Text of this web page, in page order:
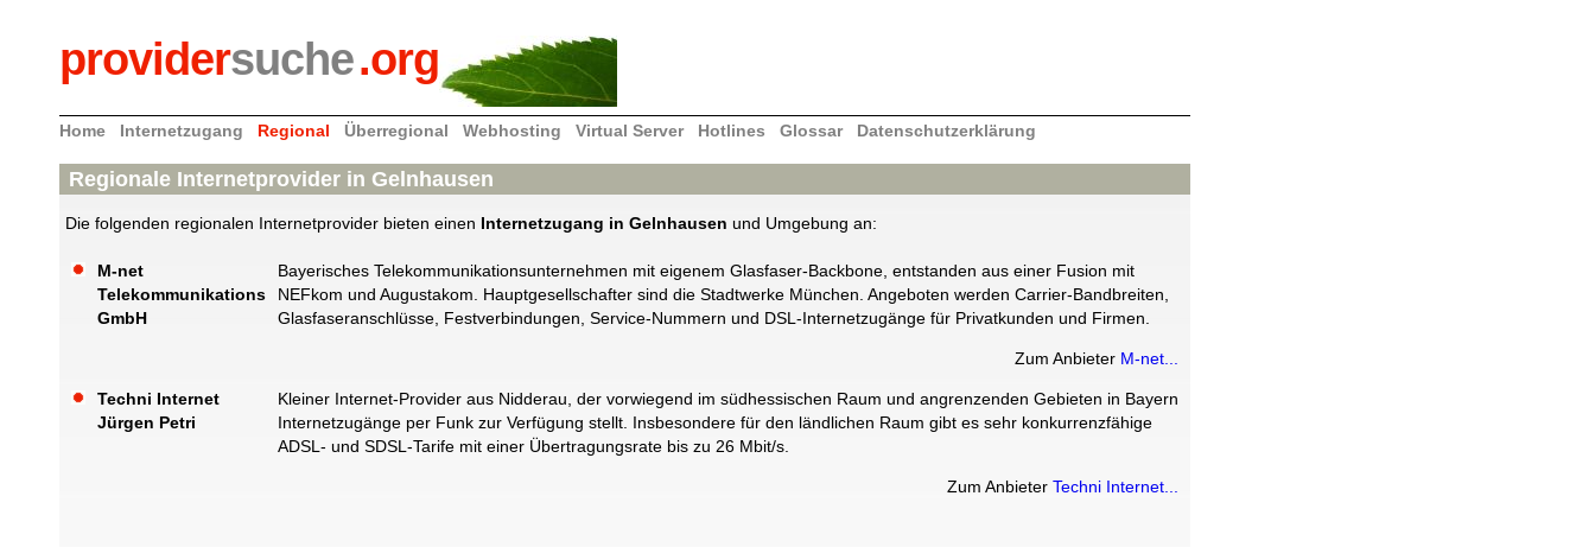
providersuche.org
Home Internetzugang Regional Überregional Webhosting Virtual Server Hotlines Glossar Datenschutzerklärung
Regionale Internetprovider in Gelnhausen
Die folgenden regionalen Internetprovider bieten einen Internetzugang in Gelnhausen und Umgebung an:
M-net
Telekommunikations
GmbH
Bayerisches Telekommunikationsunternehmen mit eigenem Glasfaser-Backbone, entstanden aus einer Fusion mit
NEFkom und Augustakom. Hauptgesellschafter sind die Stadtwerke München. Angeboten werden Carrier-Bandbreiten,
Glasfaseranschlüsse, Festverbindungen, Service-Nummern und DSL-Internetzugänge für Privatkunden und Firmen.
Zum Anbieter M-net...
Techni Internet
Jürgen Petri
Kleiner Internet-Provider aus Nidderau, der vorwiegend im südhessischen Raum und angrenzenden Gebieten in Bayern
Internetzugänge per Funk zur Verfügung stellt. Insbesondere für den ländlichen Raum gibt es sehr konkurrenzfähige
ADSL- und SDSL-Tarife mit einer Übertragungsrate bis zu 26 Mbit/s.
Zum AnbieterTechni Internet...